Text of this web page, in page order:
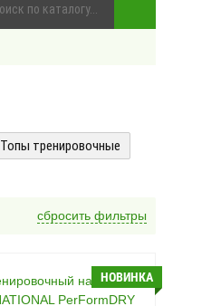
Топы тренировочные
сбросить фильтры
НОВИНКА